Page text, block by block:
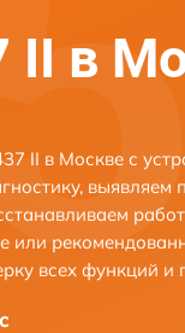
II в
II в Москве с
выявляем
или
всех функций и